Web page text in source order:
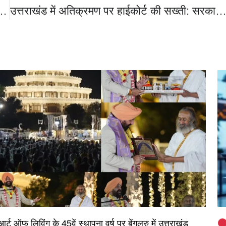
की भीषण टक्कर, मजदूरों में मची चीख पुकार, 88 मजदूर घायल।
उत्तराखंड में अतिक्रमण पर हाईकोर्ट की सख्ती: सरकारी जमीन पर कब्जे बर्दाश्त नहीं: सड़कों से वन भूमि तक कब्जों की जियो-मैपिंग पर 8 जनवरी तक तमाम सचिवों से रिपोर्ट तलब।
ऑफ लिविंग के 45वें स्थापना वर्ष पर बेंगलुरु में उत्तराखंड